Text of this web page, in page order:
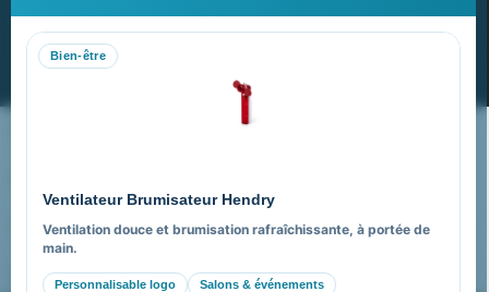
Bien-être
Ventilateur Brumisateur Hendry
Ventilation douce et brumisation rafraîchissante, à portée de
main.
Personnalisable logo Salons & événements
Recevez nos dernières nouvelles et nos offres spéciales
Nos expertises & accompagnement global
FAQ sur Promenoch Goodies Pub France
Pourquoi ça a marché à 100% pour moi ?